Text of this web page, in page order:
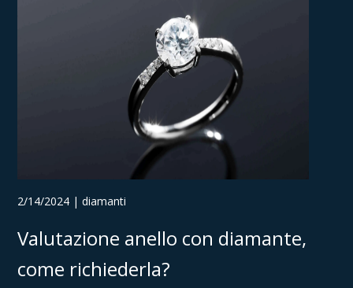
2/14/2024 | diamanti
Valutazione anello con diamante,
come richiederla?